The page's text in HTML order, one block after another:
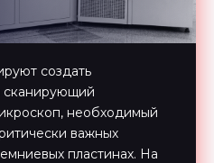
создать
сканирующий
необходимый
важных
пластинах. На